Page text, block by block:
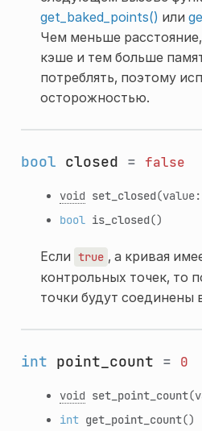
get_baked_points() или
Чем меньше
кэше и тем больше
потреблять, поэтому
осторожностью.
bool closed = false
void set_closed(value:
bool is_closed()
Если true , а кривая
контрольных точек, то
точки будут соединены
int point_count = 0
void set_point_count
int get_point_count()